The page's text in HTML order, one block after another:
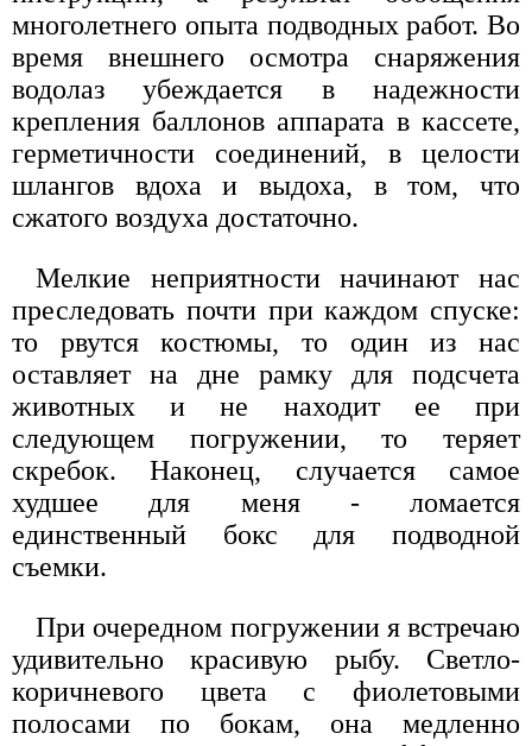
многолетнего опыта подводных работ. Во
время внешнего осмотра снаряжения
водолаз убеждается в надежности
крепления баллонов аппарата в кассете,
герметичности соединений, в целости
шлангов вдоха и выдоха, в том, что
сжатого воздуха достаточно.
Мелкие неприятности начинают нас
преследовать почти при каждом спуске:
то рвутся костюмы, то один из нас
оставляет на дне рамку для подсчета
животных и не находит ее при
следующем погружении, то теряет
скребок. Наконец, случается самое
худшее для меня - ломается
единственный бокс для подводной
съемки.
При очередном погружении я встречаю
удивительно красивую рыбу. Светло-
коричневого цвета с фиолетовыми
полосами по бокам, она медленно